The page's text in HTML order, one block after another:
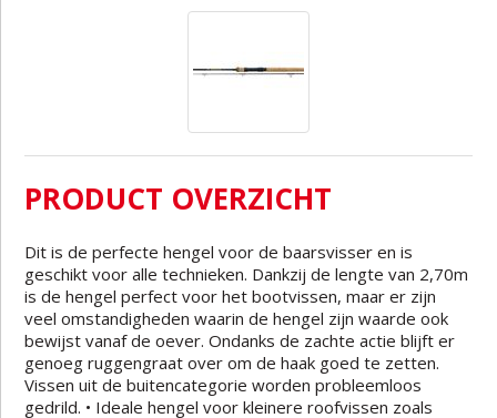
PRODUCT OVERZICHT
Dit is de perfecte hengel voor de baarsvisser en is
geschikt voor alle technieken. Dankzij de lengte van 2,70m
is de hengel perfect voor het bootvissen, maar er zijn
veel omstandigheden waarin de hengel zijn waarde ook
bewijst vanaf de oever. Ondanks de zachte actie blijft er
genoeg ruggengraat over om de haak goed te zetten.
Vissen uit de buitencategorie worden probleemloos
gedrild. • Ideale hengel voor kleinere roofvissen zoals